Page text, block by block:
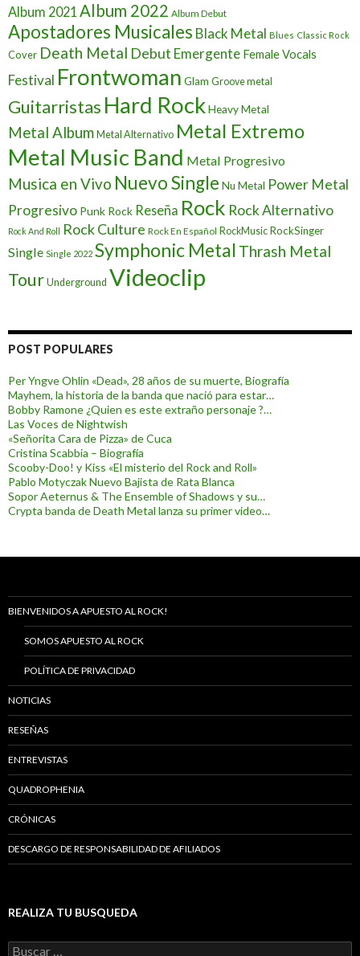
Album 2021 Album 2022 Album Debut
Apostadores Musicales Black Metal Blues Classic Rock
Cover Death Metal Debut Emergente Female Vocals
Festival Frontwoman Glam Groove metal
Guitarristas Hard RockHeavy Metal
Metal Album Metal Alternativo Metal Extremo
Metal Music Band Metal Progresivo
Musica en Vivo Nuevo Single Nu Metal Power Metal
Progresivo Punk Rock Reseña Rock Rock Alternativo
Rock And Roll Rock Culture Rock En Español RockMusic RockSinger
Single Single 2022 Symphonic Metal Thrash Metal
Tour Underground Videoclip
POST POPULARES
Per Yngve Ohlin «Dead», 28 años de su muerte, Biografía
Mayhem, la historia de la banda que nació para estar…
Bobby Ramone ¿Quien es este extraño personaje ?…
Las Voces de Nightwish
«Señorita Cara de Pizza» de Cuca
Cristina Scabbia – Biografía
Scooby-Doo! y Kiss «El misterio del Rock and Roll»
Pablo Motyczak Nuevo Bajista de Rata Blanca
Sopor Aeternus & The Ensemble of Shadows y su…
Crypta banda de Death Metal lanza su primer video…
BIENVENIDOS A APUESTO AL ROCK!
SOMOS APUESTO AL ROCK
POLÍTICA DE PRIVACIDAD
NOTICIAS
RESEÑAS
ENTREVISTAS
QUADROPHENIA
CRÓNICAS
DESCARGO DE RESPONSABILIDAD DE AFILIADOS
REALIZA TU BUSQUEDA
B